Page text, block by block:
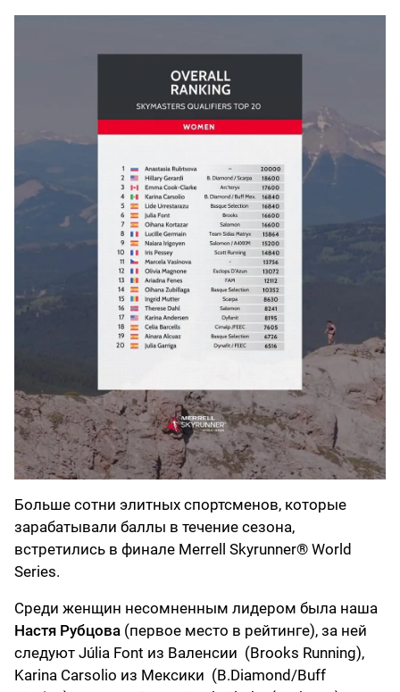
Больше сотни элитных спортсменов, которые
зарабатывали баллы в течение сезона,
встретились в финале Merrell Skyrunner® World
Series.
Среди женщин несомненным лидером была наша
Настя Рубцова (первое место в рейтинге), за ней
следуют Júlia Font из Валенсии (Brooks Running),
Karina Carsolio из Мексики (B.Diamond/Buff